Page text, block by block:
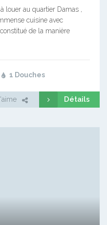
louer au quartier Damas ,
cuisine avec
de la manière
1 Douches
Détails